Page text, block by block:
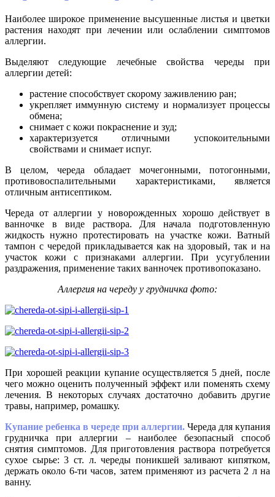
Наиболее широкое применение высушенные листья и цветки
растения находят при лечении или ослаблении симптомов
аллергии.
Выделяют следующие лечебные свойства череды при
аллергии детей:
растение способствует скорому заживлению ран;
укрепляет иммунную систему и нормализует процессы
обмена;
снимает с кожи покраснение и зуд;
характеризуется отличными успокоительными
свойствами и снимает испуг.
В целом, череда обладает мочегонными, потогонными,
противовоспалительными характеристиками, является
отличным антисептиком.
Череда от аллергии у новорожденных хорошо действует в
ванночке в виде раствора. Для начала подготовленную
жидкость нужно протестировать на участке кожи. Ватный
тампон с чередой прикладывается как на здоровый, так и на
участок кожи с признаками аллергии. При усугублении
раздражения, применение таких ванночек противопоказано.
Аллергия на череду у грудничка фото:
При хорошей реакции купание осуществляется 5 дней, после
чего можно оценить полученный эффект или поменять схему
лечения. В некоторых случаях достаточно добавить другие
травы, например, ромашку.
Купание ребенка в череде при аллергии. Череда для купания
грудничка при аллергии – наиболее безопасный способ
снятия симптомов. Для приготовления раствора потребуется
сухое сырье: 3 ст. л. череды поникшей заливают кипятком,
держать около 6-ти часов, затем применяют из расчета 2 л на
ванну.